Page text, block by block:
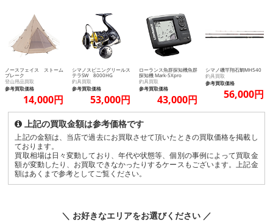
ノースフェイス ストーム
ブレーク
登山用品買取
参考買取価格
14,000円
シマノスピニングリールス
テラSW 8000HG
釣具買取
参考買取価格
53,000円
ローランス魚群探知機魚群
探知機 Mark-5Xpro
釣具買取
参考買取価格
43,000円
シマノ磯竿翔石鯛MH540
釣具買取
参考買取価格
56,000円
上記の買取金額は参考価格です
上記の金額は、当店で過去にお買取させて頂いたときの買取価格を掲載し
ております。
買取相場は日々変動しており、年代や状態等、個別の事例によって買取金
額が変動したり、お買取できなかったりするケースもございます。上記金
額はあくまで参考としてご覧ください。
＼ お好きなエリアをお選びください ／